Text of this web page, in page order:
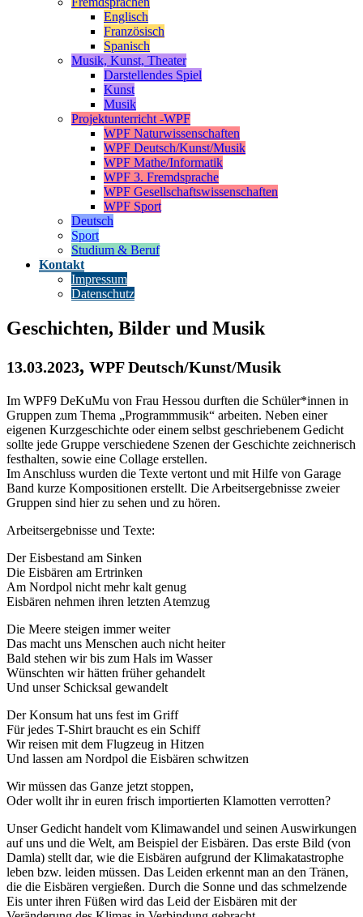
Englisch
Französisch
Spanisch
Musik, Kunst, Theater
Darstellendes Spiel
Kunst
Musik
Projektunterricht -WPF
WPF Naturwissenschaften
WPF Deutsch/Kunst/Musik
WPF Mathe/Informatik
WPF 3. Fremdsprache
WPF Gesellschaftswissenschaften
WPF Sport
Deutsch
Sport
Studium & Beruf
Kontakt
Impressum
Datenschutz
Geschichten, Bilder und Musik
13.03.2023, WPF Deutsch/Kunst/Musik
Im WPF9 DeKuMu von Frau Hessou durften die Schüler*innen in
Gruppen zum Thema „Programmmusik“ arbeiten. Neben einer
eigenen Kurzgeschichte oder einem selbst geschriebenem Gedicht
sollte jede Gruppe verschiedene Szenen der Geschichte zeichnerisch
festhalten, sowie eine Collage erstellen.
Im Anschluss wurden die Texte vertont und mit Hilfe von Garage
Band kurze Kompositionen erstellt. Die Arbeitsergebnisse zweier
Gruppen sind hier zu sehen und zu hören.
Arbeitsergebnisse und Texte:
Der Eisbestand am Sinken
Die Eisbären am Ertrinken
Am Nordpol nicht mehr kalt genug
Eisbären nehmen ihren letzten Atemzug
Die Meere steigen immer weiter
Das macht uns Menschen auch nicht heiter
Bald stehen wir bis zum Hals im Wasser
Wünschten wir hätten früher gehandelt
Und unser Schicksal gewandelt
Der Konsum hat uns fest im Griff
Für jedes T-Shirt braucht es ein Schiff
Wir reisen mit dem Flugzeug in Hitzen
Und lassen am Nordpol die Eisbären schwitzen
Wir müssen das Ganze jetzt stoppen,
Oder wollt ihr in euren frisch importierten Klamotten verrotten?
Unser Gedicht handelt vom Klimawandel und seinen Auswirkungen
auf uns und die Welt, am Beispiel der Eisbären. Das erste Bild (von
Damla) stellt dar, wie die Eisbären aufgrund der Klimakatastrophe
leben bzw. leiden müssen. Das Leiden erkennt man an den Tränen,
die die Eisbären vergießen. Durch die Sonne und das schmelzende
Eis unter ihren Füßen wird das Leid der Eisbären mit der